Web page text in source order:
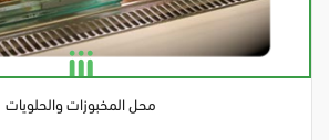
محل المخبوزات والحلويات